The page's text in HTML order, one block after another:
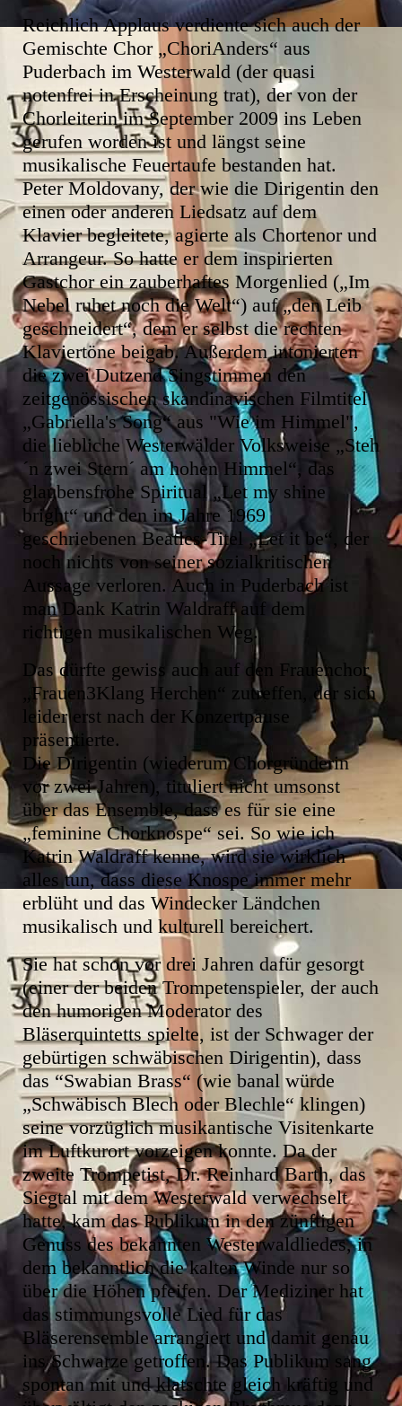
Reichlich Applaus verdiente sich auch der
Gemischte Chor „ChoriAnders“ aus
Puderbach im Westerwald (der quasi
notenfrei in Erscheinung trat), der von der
Chorleiterin im September 2009 ins Leben
gerufen worden ist und längst seine
musikalische Feuertaufe bestanden hat.
Peter Moldovany, der wie die Dirigentin den
einen oder anderen Liedsatz auf dem
Klavier begleitete, agierte als Chortenor und
Arrangeur. So hatte er dem inspirierten
Gastchor ein zauberhaftes Morgenlied („Im
Nebel ruhet noch die Welt“) auf „den Leib
geschneidert“, dem er selbst die rechten
Klaviertöne beigab. Außerdem intonierten
die zwei Dutzend Singstimmen den
zeitgenössischen skandinavischen Filmtitel
„Gabriella's Song“ aus "Wie im Himmel",
die liebliche Westerwälder Volksweise „Steh
´n zwei Stern´ am hohen Himmel“, das
glaubensfrohe Spiritual „Let my shine
bright“ und den im Jahre 1969
geschriebenen Beatles-Titel „Let it be“, der
noch nichts von seiner sozialkritischen
Aussage verloren. Auch in Puderbach ist
man Dank Katrin Waldraff auf dem
richtigen musikalischen Weg.
Das dürfte gewiss auch auf den Frauenchor
„Frauen3Klang Herchen“ zutreffen, der sich
leider erst nach der Konzertpause
präsentierte.
Die Dirigentin (wiederum Chorgründerin
vor zwei Jahren), tituliert nicht umsonst
über das Ensemble, dass es für sie eine
„feminine Chorknospe“ sei. So wie ich
Katrin Waldraff kenne, wird sie wirklich
alles tun, dass diese Knospe immer mehr
erblüht und das Windecker Ländchen
musikalisch und kulturell bereichert.
Sie hat schon vor drei Jahren dafür gesorgt
(einer der beiden Trompetenspieler, der auch
den humorigen Moderator des
Bläserquintetts spielte, ist der Schwager der
gebürtigen schwäbischen Dirigentin), dass
das “Swabian Brass“ (wie banal würde
„Schwäbisch Blech oder Blechle“ klingen)
seine vorzüglich musikantische Visitenkarte
im Luftkurort vorzeigen konnte. Da der
zweite Trompetist, Dr. Reinhard Barth, das
Siegtal mit dem Westerwald verwechselt
hatte, kam das Publikum in den zünftigen
Genuss des bekannten Westerwaldliedes, in
dem bekanntlich die kalten Winde nur so
über die Höhen pfeifen. Der Mediziner hat
das stimmungsvolle Lied für das
Bläserensemble arrangiert und damit genau
ins Schwarze getroffen. Das Publikum sang
spontan mit und klatschte gleich kräftig und